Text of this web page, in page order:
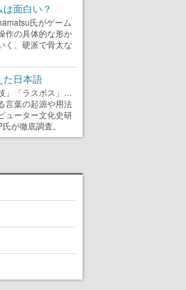
面白い？
氏がゲーム
作の具体的な形か
く、硬派で骨太な
た日本語
」「ラスボス」…
言葉の起源や用法
ューター文化史研
が徹底調査。